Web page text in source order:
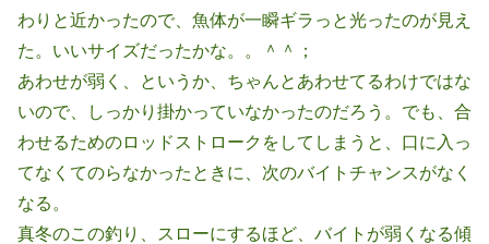
わりと近かったので、魚体が一瞬ギラっと光ったのが見え
た。いいサイズだったかな。。＾＾；
あわせが弱く、というか、ちゃんとあわせてるわけではな
いので、しっかり掛かっていなかったのだろう。でも、合
わせるためのロッドストロークをしてしまうと、口に入っ
てなくてのらなかったときに、次のバイトチャンスがなく
なる。
真冬のこの釣り、スローにするほど、バイトが弱くなる傾